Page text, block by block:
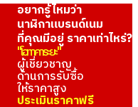
ซื้อเมื่อ : พฤษภาคม 2026
Prospex
ยี่ห้อ
seiko
ภาพสินค้า S
ไม่มีรอยขีดข่วน
เกตเห็นได้ยากเว้นแต่จะ
ขีดข่วนและคราบสกปรก
อยากรู้ไหมว่า
นาฬิกาแบรนด์เนม
ที่คุณมีอยู่ ราคาเท่าไหร่?
"โอทาคาระยะ"
ผู้เชี่ยวชาญ
ด้านการรับซื้อ
ให้ราคาสูง
ประเมินราคาฟรี